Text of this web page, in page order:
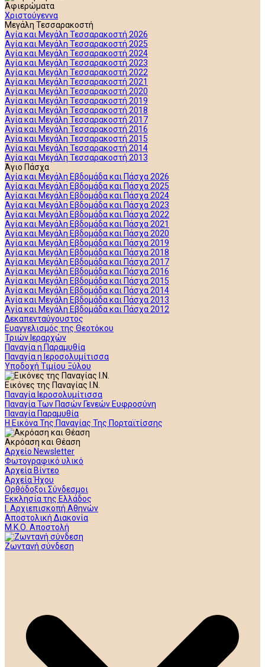
Αφιερώματα
Χριστούγεννα
Μεγάλη Τεσσαρακοστή
Αγία και Μεγάλη Τεσσαρακοστή 2026
Αγία και Μεγάλη Τεσσαρακοστή 2025
Αγία και Μεγάλη Τεσσαρακοστή 2024
Αγία και Μεγάλη Τεσσαρακοστή 2023
Αγία και Μεγάλη Τεσσαρακοστή 2022
Αγία και Μεγάλη Τεσσαρακοστή 2021
Αγία και Μεγάλη Τεσσαρακοστή 2020
Αγία και Μεγάλη Τεσσαρακοστή 2019
Αγία και Μεγάλη Τεσσαρακοστή 2018
Αγία και Μεγάλη Τεσσαρακοστή 2017
Αγία και Μεγάλη Τεσσαρακοστή 2016
Αγία και Μεγάλη Τεσσαρακοστή 2015
Αγία και Μεγάλη Τεσσαρακοστή 2014
Αγία και Μεγάλη Τεσσαρακοστή 2013
Άγιο Πάσχα
Αγία και Μεγάλη Εβδομάδα και Πάσχα 2026
Αγία και Μεγάλη Εβδομάδα και Πάσχα 2025
Αγία και Μεγάλη Εβδομάδα και Πάσχα 2024
Αγία και Μεγάλη Εβδομάδα και Πάσχα 2023
Αγία και Μεγάλη Εβδομάδα και Πάσχα 2022
Αγία και Μεγάλη Εβδομάδα και Πάσχα 2021
Αγία και Μεγάλη Εβδομάδα και Πάσχα 2020
Αγία και Μεγάλη Εβδομάδα και Πάσχα 2019
Αγία και Μεγάλη Εβδομάδα και Πάσχα 2018
Αγία και Μεγάλη Εβδομάδα και Πάσχα 2017
Αγία και Μεγάλη Εβδομάδα και Πάσχα 2016
Αγία και Μεγάλη Εβδομάδα και Πάσχα 2015
Αγία και Μεγάλη Εβδομάδα και Πάσχα 2014
Αγία και Μεγάλη Εβδομάδα και Πάσχα 2013
Αγία και Μεγάλη Εβδομάδα και Πάσχα 2012
Δεκαπενταύγουστος
Ευαγγελισμός της Θεοτόκου
Τριών Ιεραρχών
Παναγία η Παραμυθία
Παναγία η Ιεροσολυμίτισσα
Υποδοχή Τιμίου Ξύλου
Εικόνες της Παναγίας Ι.Ν.
Παναγία Ιεροσολυμίτισσα
Παναγία Των Πασών Γενεών Ευφροσύνη
Παναγία Παραμυθία
Η Εικόνα Της Παναγίας Της Πορταϊτίσσης
Ακρόαση και Θέαση
Αρχείο Newsletter
Φωτογραφικό υλικό
Αρχεία Βίντεο
Αρχεία Ήχου
Ορθόδοξοι Σύνδεσμοι
Εκκλησία της Ελλάδος
Ι. Αρχιεπισκοπή Αθηνών
Αποστολική Διακονία
Μ.Κ.Ο. Αποστολή
Ζωντανή σύνδεση